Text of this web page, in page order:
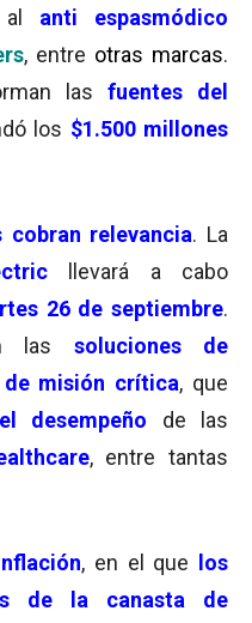
anti espasmódico
, entre otras marcas.
las
fuentes del
los $1.500 millones
cobran relevancia. La
llevará a cabo
26 de septiembre.
las soluciones de
de misión crítica, que
el desempeño de las
, entre tantas
, en el que
los
de la canasta de